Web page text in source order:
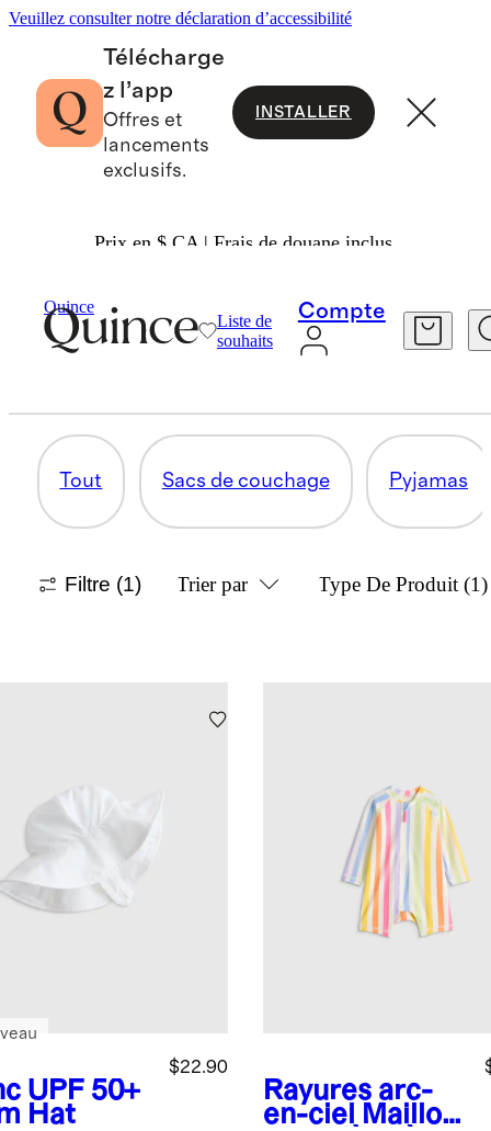
Veuillez consulter notre déclaration d’accessibilité
Télécharge
z l’app
Offres et
lancements
exclusifs.
INSTALLER
Prix en $ CA | Frais de douane inclus.
Quince
Liste de
souhaits
Compte
Bébé Garçon Tout Magasiner
NAGER
Tout Sacs de couchage Pyjamas
Filtre (1) Trier par Type De Produit (1)
UPF 50+
Hat
$22.90
Rayures arc-
en-ciel
Maillot